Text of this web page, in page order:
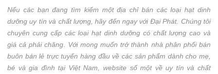
Nếu các bạn đang tìm kiếm một địa chỉ bán các loại hạt dinh
dưỡng uy tín và chất lượng, hãy đến ngay với Đại Phát. Chúng tôi
chuyên cung cấp các loại hạt dinh dưỡng có chất lượng cao và
giá cả phải chăng. Với mong muốn trở thành nhà phân phối bán
buôn bán lẻ trực tuyến hàng đầu về các sản phẩm dành cho mẹ,
bé và gia đình tại Việt Nam, website số một về uy tín và chất